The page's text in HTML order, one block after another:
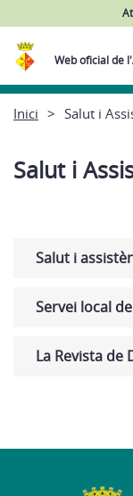
Web oficial de
Inici Salut i
Salut i
Salut i
Servei local
La Revista de